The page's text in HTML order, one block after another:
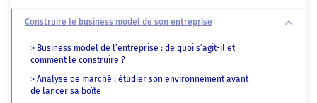
Construire le business model de son entreprise
> Business model de l’entreprise : de quoi s’agit-il et
comment le construire ?
> Analyse de marché : étudier son environnement avant
de lancer sa boîte